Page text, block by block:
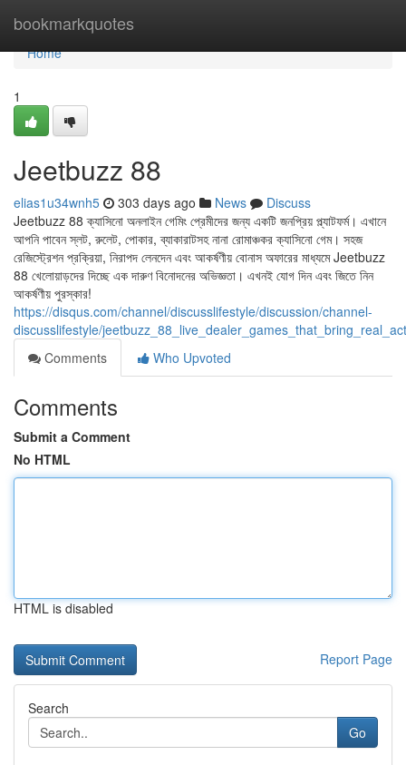
bookmarkquotes
Home
Home
1
Jeetbuzz 88
elias1u34wnh5 303 days ago News
Discuss
Jeetbuzz 88 ক্যাসিনো অনলাইন গেমিং প্রেমীদের জন্য একটি জনপ্রিয় প্ল্যাটফর্ম। এখানে
আপনি পাবেন স্লট, রুলেট, পোকার, ব্যাকারাটসহ নানা রোমাঞ্চকর ক্যাসিনো গেম। সহজ
রেজিস্ট্রেশন প্রক্রিয়া, নিরাপদ লেনদেন এবং আকর্ষণীয় বোনাস অফারের মাধ্যমে Jeetbuzz
88 খেলোয়াড়দের দিচ্ছে এক দারুণ বিনোদনের অভিজ্ঞতা। এখনই যোগ দিন এবং জিতে নিন
আকর্ষণীয় পুরস্কার!
https://disqus.com/channel/discusslifestyle/discussion/channel-
discusslifestyle/
Comments
Who Upvoted
Comments
Submit a Comment
No HTML
HTML is disabled
Report Page
Search
Go